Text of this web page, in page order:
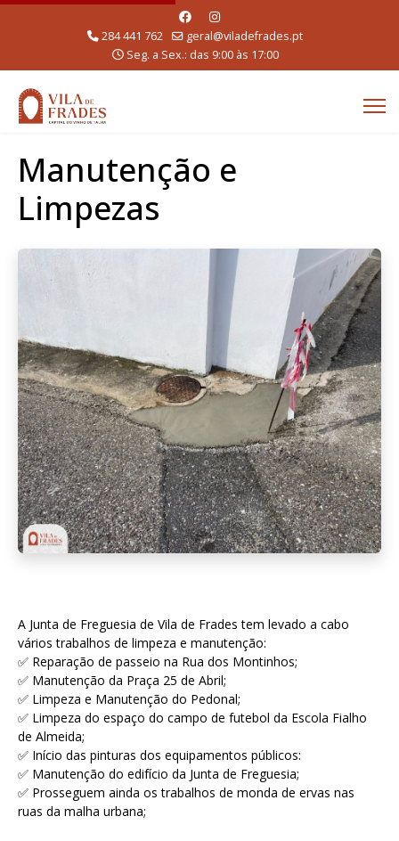
284 441 762
geral@viladefrades.pt
Seg. a Sex.: das 9:00 às 17:00
Manutenção e
Limpezas
A Junta de Freguesia de Vila de Frades tem levado a cabo
vários trabalhos de limpeza e manutenção:
✅ Reparação de passeio na Rua dos Montinhos;
✅ Manutenção da Praça 25 de Abril;
✅ Limpeza e Manutenção do Pedonal;
✅ Limpeza do espaço do campo de futebol da Escola Fialho
de Almeida;
✅ Início das pinturas dos equipamentos públicos:
✅ Manutenção do edifício da Junta de Freguesia;
✅ Prosseguem ainda os trabalhos de monda de ervas nas
ruas da malha urbana;